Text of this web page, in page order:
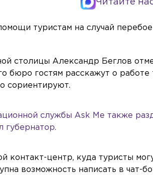
Читайте
туристам на случай
столицы Александр Беглов
бюро гостям расскажут о работе
сориентируют.
службы Ask Me также
губернатор.
контакт-центр, куда туристы
возможность написать в чат-